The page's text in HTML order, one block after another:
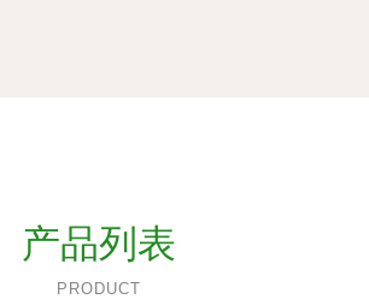
产品列表
PRODUCT